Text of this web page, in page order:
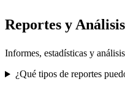
Reportes y Análisis
Informes, estadísticas y
¿Qué tipos de reportes